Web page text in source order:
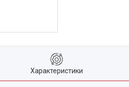
Характеристики